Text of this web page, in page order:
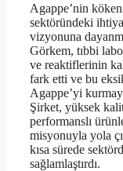
Agappe’nin
sektöründeki
vizyonuna
Görkem, tıbbi
ve reaktiflerinin
fark etti ve bu
Agappe’yi
Şirket, yüksek
performanslı
misyonuyla yola
kısa sürede
sağlamlaştırdı.